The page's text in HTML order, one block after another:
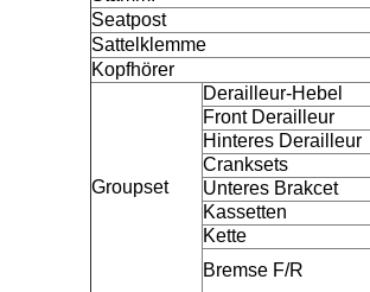
Seatpost
Sattelklemme
Kopfhörer
Groupset
Derailleur-Hebel
Front Derailleur
Hinteres Derailleur
Cranksets
Unteres Brakcet
Kassetten
Kette
Bremse F/R